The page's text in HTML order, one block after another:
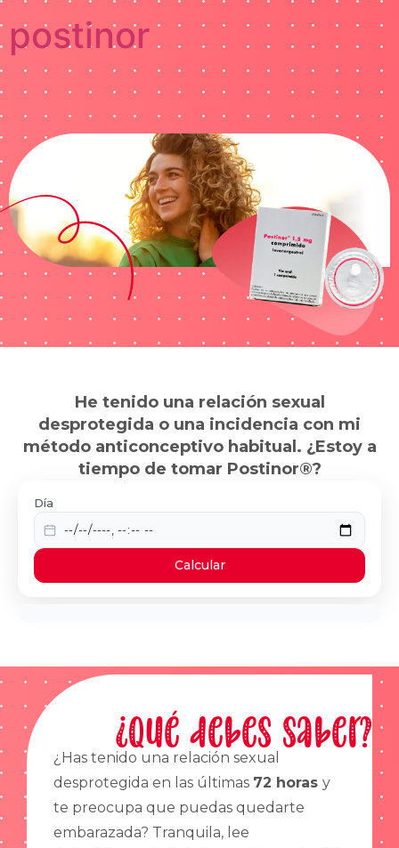
postinor
He tenido una relación sexual
desprotegida o una incidencia con mi
método anticonceptivo habitual. ¿Estoy a
tiempo de tomar Postinor®?
Día
Calcular
¿Qué debes saber?
¿Has tenido una relación sexual
desprotegida en las últimas 72 horas y
te preocupa que puedas quedarte
embarazada? Tranquila, lee